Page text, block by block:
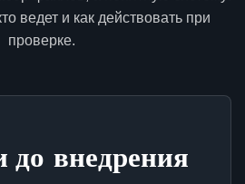
ведет и как действовать при
проверке.
до внедрения